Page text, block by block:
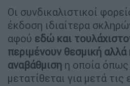
Οι συνδικαλιστικοί
έκδοση ιδιαίτερα
αφού εδώ και
περιμένουν θεσμική αλλά
αναβάθμιση η οποία όπως
μετατίθεται για μετά τις